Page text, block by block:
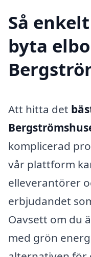
Så
byta
Att hitta det
komplicerad
vår plattform
elleverantörer
erbjudandet
Oavsett om du
med grön